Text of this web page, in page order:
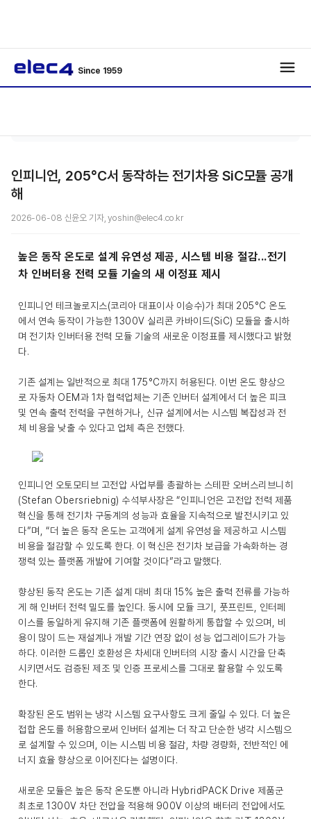
Since 1959
인피니언, 205°C서 동작하는 전기차용 SiC모듈 공개
해
2026-06-08 신윤오 기자, yoshin@elec4.co.kr
높은 동작 온도로 설계 유연성 제공, 시스템 비용 절감...전기
차 인버터용 전력 모듈 기술의 새 이정표 제시
인피니언 테크놀로지스(코리아 대표이사 이승수)가 최대 205°C 온도
에서 연속 동작이 가능한 1300V 실리콘 카바이드(SiC) 모듈을 출시하
며 전기차 인버터용 전력 모듈 기술의 새로운 이정표를 제시했다고 밝혔
다.
기존 설계는 일반적으로 최대 175°C까지 허용된다. 이번 온도 향상으
로 자동차 OEM과 1차 협력업체는 기존 인버터 설계에서 더 높은 피크
및 연속 출력 전력을 구현하거나, 신규 설계에서는 시스템 복잡성과 전
체 비용을 낮출 수 있다고 업체 측은 전했다.
인피니언 오토모티브 고전압 사업부를 총괄하는 스테판 오버스리브니히
(Stefan Obersriebnig) 수석부사장은 “인피니언은 고전압 전력 제품
혁신을 통해 전기차 구동계의 성능과 효율을 지속적으로 발전시키고 있
다”며, “더 높은 동작 온도는 고객에게 설계 유연성을 제공하고 시스템
비용을 절감할 수 있도록 한다. 이 혁신은 전기차 보급을 가속화하는 경
쟁력 있는 플랫폼 개발에 기여할 것이다”라고 말했다.
향상된 동작 온도는 기존 설계 대비 최대 15% 높은 출력 전류를 가능하
게 해 인버터 전력 밀도를 높인다. 동시에 모듈 크기, 풋프린트, 인터페
이스를 동일하게 유지해 기존 플랫폼에 원활하게 통합할 수 있으며, 비
용이 많이 드는 재설계나 개발 기간 연장 없이 성능 업그레이드가 가능
하다. 이러한 드롭인 호환성은 차세대 인버터의 시장 출시 시간을 단축
시키면서도 검증된 제조 및 인증 프로세스를 그대로 활용할 수 있도록
한다.
확장된 온도 범위는 냉각 시스템 요구사항도 크게 줄일 수 있다. 더 높은
접합 온도를 허용함으로써 인버터 설계는 더 작고 단순한 냉각 시스템으
로 설계할 수 있으며, 이는 시스템 비용 절감, 차량 경량화, 전반적인 에
너지 효율 향상으로 이어진다는 설명이다.
새로운 모듈은 높은 동작 온도뿐 아니라 HybridPACK Drive 제품군
최초로 1300V 차단 전압을 적용해 900V 이상의 배터리 전압에서도